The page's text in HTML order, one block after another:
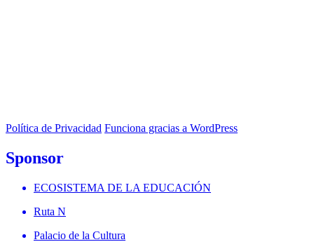
Política de Privacidad Funciona gracias a WordPress
Sponsor
ECOSISTEMA DE LA EDUCACIÓN
Ruta N
Palacio de la Cultura